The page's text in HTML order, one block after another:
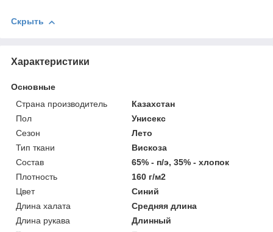
Скрыть
Характеристики
Основные
Страна производитель
Казахстан
Пол
Унисекс
Сезон
Лето
Тип ткани
Вискоза
Состав
65% - п/э, 35% - хлопок
Плотность
160 г/м2
Цвет
Синий
Длина халата
Средняя длина
Длина рукава
Длинный